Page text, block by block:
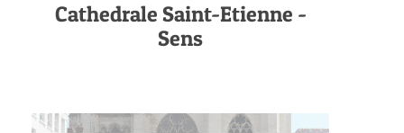
Cathedrale Saint-Etienne -
Sens